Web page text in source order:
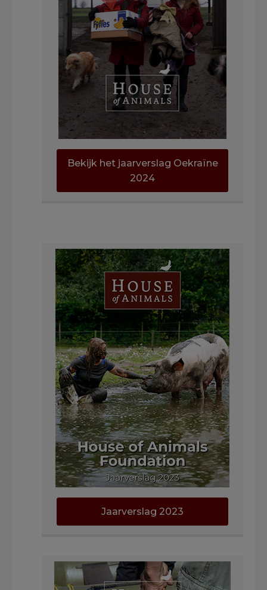
Bekijk het jaarverslag Oekraïne
2024
Jaarverslag 2023